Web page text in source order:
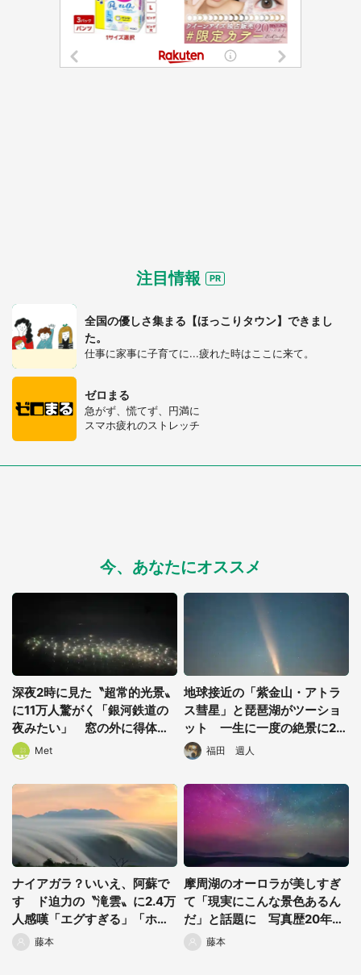
都道府選択
選択する
注目情報
全国の優しさ集まる【ほっこりタウン】できまし
た。
仕事に家事に子育てに...疲れた時はここに来て。
ゼロまる
急がず、慌てず、円満に
スマホ疲れのストレッチ
今、あなたにオススメ
深夜2時に見た〝超常的光景〟
に11万人驚がく「銀河鉄道の
夜みたい」 窓の外に得体の
知れぬ光の群れが...
Met
地球接近の「紫金山・アトラ
ス彗星」と琵琶湖がツーショ
ット 一生に一度の絶景に23
万人感動「現実に見れるなん
て」
福田 週人
ナイアガラ？いいえ、阿蘇で
す ド迫力の〝滝雲〟に2.4万
人感嘆「エグすぎる」「ホン
トすごい」
藤本
摩周湖のオーロラが美しすぎ
て「現実にこんな景色あるん
だ」と話題に 写真歴20年の
撮影者も「人生で一番」
藤本